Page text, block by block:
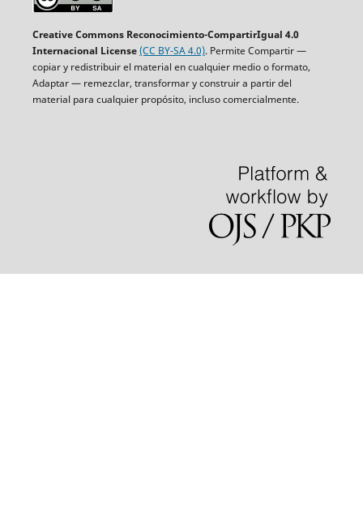
Creative Commons Reconocimiento-CompartirIgual 4.0
Internacional License(CC BY-SA 4.0). Permite Compartir —
copiar y redistribuir el material en cualquier medio o formato,
Adaptar — remezclar, transformar y construir a partir del
material para cualquier propósito, incluso comercialmente.